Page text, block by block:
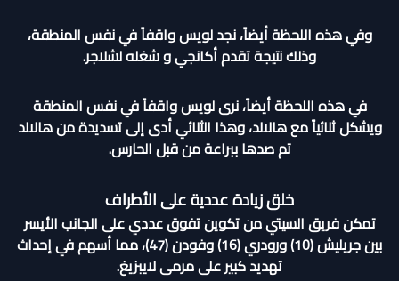
وفي هذه اللحظة أيضاً، نجد لويس واقفاً في نفس المنطقة،
وذلك نتيجة تقدم أكانجي و شغله لشلاجر.
في هذه اللحظة أيضاً، نرى لويس واقفاً في نفس المنطقة
ويشكل ثنائياً مع هالاند، وهذا الثنائي أدى إلى تسديدة من هالاند
تم صدها ببراعة من قبل الحارس.
خلق زيادة عددية على الأطراف
تمكن فريق السيتي من تكوين تفوق عددي على الجانب الأيسر
بين جريليش (10) ورودري (16) وفودن (47)، مما أسهم في إحداث
تهديد كبير على مرمى لايبزيغ.